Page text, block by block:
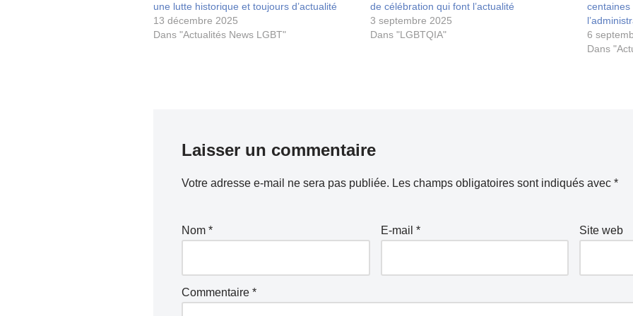
une lutte historique et toujours d’actualité
13 décembre 2025
Dans "Actualités News LGBT"
de célébration qui font l’actualité
3 septembre 2025
Dans "LGBTQIA"
6
Dans
Laisser un commentaire
Votre adresse e-mail ne sera pas publiée. Les champs obligatoires sont indiqués avec *
Nom * E-mail * Site web
Commentaire *